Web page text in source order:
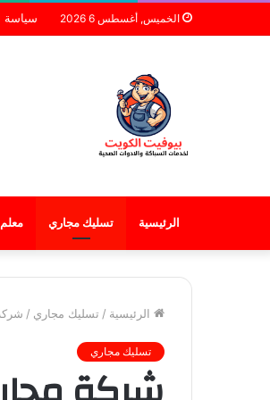
الخميس, أغسطس 6 2026 سياسة
الرئيسية تسليك مجاري
الرئيسية / تسليك مجاري /
تسليك مجاري